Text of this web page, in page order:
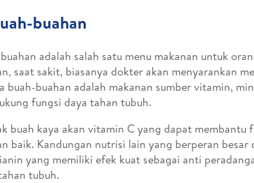
buahan
adalah salah satu menu makanan untuk
saat sakit, biasanya dokter akan menyarankan
buah-buahan adalah makanan sumber vitamin,
fungsi daya tahan tubuh.
buah kaya akan vitamin C yang dapat membantu
baik. Kandungan nutrisi lain yang berperan besar
yang memiliki efek kuat sebagai anti
tubuh.